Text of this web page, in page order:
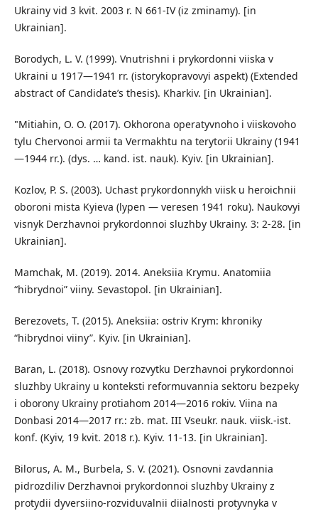
Ukrainy vid 3 kvit. 2003 r. N 661-IV (iz zminamy). [in
Ukrainian].
Borodych, L. V. (1999). Vnutrishni i prykordonni viiska v
Ukraini u 1917—1941 rr. (istorykopravovyi aspekt) (Extended
abstract of Candidate’s thesis). Kharkiv. [in Ukrainian].
"Mitiahin, O. O. (2017). Okhorona operatyvnoho i viiskovoho
tylu Chervonoi armii ta Vermakhtu na terytorii Ukrainy (1941
—1944 rr.). (dys. … kand. ist. nauk). Kyiv. [in Ukrainian].
Kozlov, P. S. (2003). Uchast prykordonnykh viisk u heroichnii
oboroni mista Kyieva (lypen — veresen 1941 roku). Naukovyi
visnyk Derzhavnoi prykordonnoi sluzhby Ukrainy. 3: 2-28. [in
Ukrainian].
Mamchak, M. (2019). 2014. Aneksiia Krymu. Anatomiia
“hibrydnoi” viiny. Sevastopol. [in Ukrainian].
Berezovets, T. (2015). Aneksiia: ostriv Krym: khroniky
“hibrydnoi viiny”. Kyiv. [in Ukrainian].
Baran, L. (2018). Osnovy rozvytku Derzhavnoi prykordonnoi
sluzhby Ukrainy u konteksti reformuvannia sektoru bezpeky
i oborony Ukrainy protiahom 2014—2016 rokiv. Viina na
Donbasi 2014—2017 rr.: zb. mat. III Vseukr. nauk. viisk.-ist.
konf. (Kyiv, 19 kvit. 2018 r.). Kyiv. 11-13. [in Ukrainian].
Bilorus, A. M., Burbela, S. V. (2021). Osnovni zavdannia
pidrozdiliv Derzhavnoi prykordonnoi sluzhby Ukrainy z
protydii dyversiino-rozviduvalnii diialnosti protyvnyka v